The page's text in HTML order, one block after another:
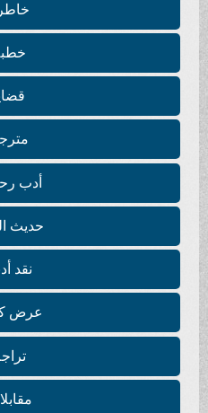
خاطرة
خطبة
قضايا
مترجم
أدب
حديث
نقد أدبي
عرض
تراجم
مقابلات